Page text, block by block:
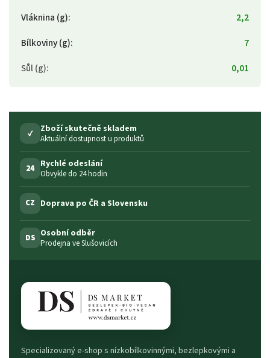
Vláknina (g):
2,2
Bílkoviny (g):
7
Sůl (g): 0,01
✓ Zboží skutečně skladem
Aktuální dostupnost u produktů
24 Rychlé odeslání
Obvykle do 24 hodin
CZ Doprava po ČR a Slovensku
DS Osobní odběr
Prodejna ve Slušovicích
Specializovaný e-shop s nízkobílkovinnými, bezlepkovými a